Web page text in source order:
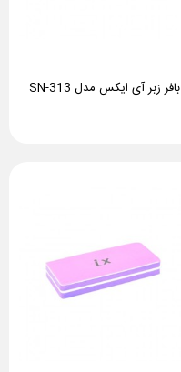
بافر زبر آی ایکس مدل SN-313